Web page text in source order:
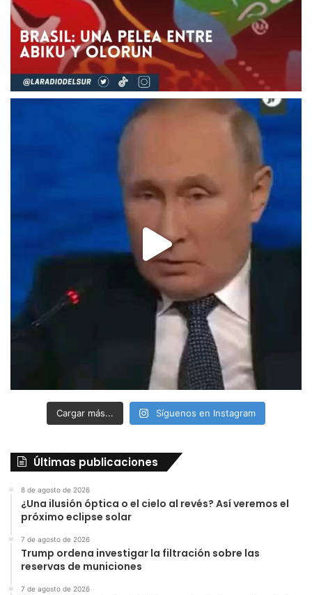
Cargar más... Síguenos en Instagram
Últimas publicaciones
8 de agosto de 2026
¿Una ilusión óptica o el cielo al revés? Así veremos el
próximo eclipse solar
7 de agosto de 2026
Trump ordena investigar la filtración sobre las
reservas de municiones
7 de agosto de 2026